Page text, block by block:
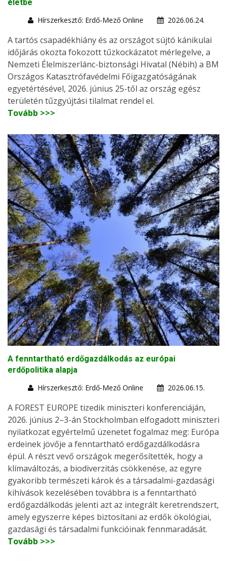
életbe
Hírszerkesztő: Erdő-Mező Online
2026.06.24.
A tartós csapadékhiány és az országot sújtó kánikulai
időjárás okozta fokozott tűzkockázatot mérlegelve, a
Nemzeti Élelmiszerlánc-biztonsági Hivatal (Nébih) a BM
Országos Katasztrófavédelmi Főigazgatóságának
egyetértésével, 2026. június 25-től az ország egész
területén tűzgyújtási tilalmat rendel el.
Tovább >>>
A fenntartható erdőgazdálkodás az európai
erdőpolitika alapja
Hírszerkesztő: Erdő-Mező Online
2026.06.15.
A FOREST EUROPE tizedik miniszteri konferenciáján,
2026. június 2–3-án Stockholmban elfogadott miniszteri
nyilatkozat egyértelmű üzenetet fogalmaz meg: Európa
erdeinek jövője a fenntartható erdőgazdálkodásra
épül. A részt vevő országok megerősítették, hogy a
klímaváltozás, a biodiverzitás csökkenése, az egyre
gyakoribb természeti károk és a társadalmi-gazdasági
kihívások kezelésében továbbra is a fenntartható
erdőgazdálkodás jelenti azt az integrált keretrendszert,
amely egyszerre képes biztosítani az erdők ökológiai,
gazdasági és társadalmi funkcióinak fennmaradását.
Tovább >>>